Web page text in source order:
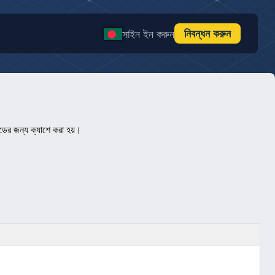
সাইন ইন করুন নিবন্ধন করুন
জন্য ক্যাশে করা হয়।